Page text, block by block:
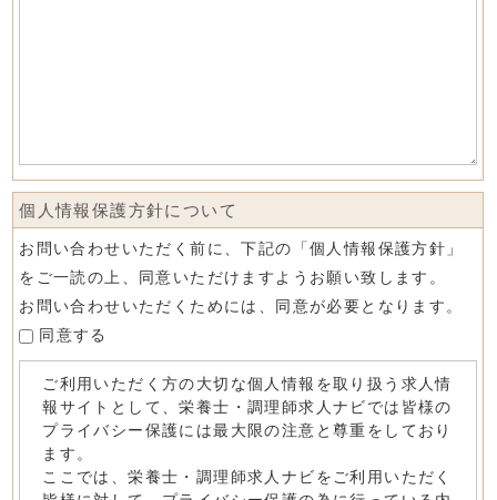
個人情報保護方針について
お問い合わせいただく前に、下記の「個人情報保護方針」
をご一読の上、同意いただけますようお願い致します。
お問い合わせいただくためには、同意が必要となります。
同意する